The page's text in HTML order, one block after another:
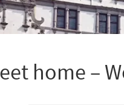
home –